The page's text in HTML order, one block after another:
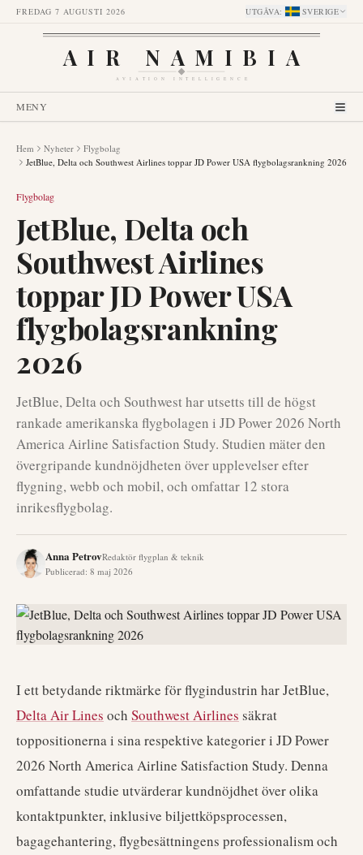
FREDAG 7 AUGUSTI 2026 UTGÅVA: SVERIGE
AIR NAMIBIA
AVIATION INTELLIGENCE
MENY
Hem Nyheter
Flygbolag
JetBlue, Delta och Southwest Airlines toppar JD Power USA flygbolagsrankning 2026
Flygbolag
JetBlue, Delta och
Southwest Airlines
toppar JD Power USA
flygbolagsrankning
2026
JetBlue, Delta och Southwest har utsetts till de högst
rankade amerikanska flygbolagen i JD Power 2026 North
America Airline Satisfaction Study. Studien mäter den
övergripande kundnöjdheten över upplevelser efter
flygning, webb och mobil, och omfattar 12 stora
inrikesflygbolag.
Anna PetrovRedaktör flygplan & teknik
Publicerad: 8 maj 2026
I ett betydande riktmärke för flygindustrin har JetBlue,
Delta Air Lines och Southwest Airlines säkrat
toppositionerna i sina respektive kategorier i JD Power
2026 North America Airline Satisfaction Study. Denna
omfattande studie utvärderar kundnöjdhet över olika
kontaktpunkter, inklusive biljettköpsprocessen,
bagagehantering, flygbesättningens professionalism och